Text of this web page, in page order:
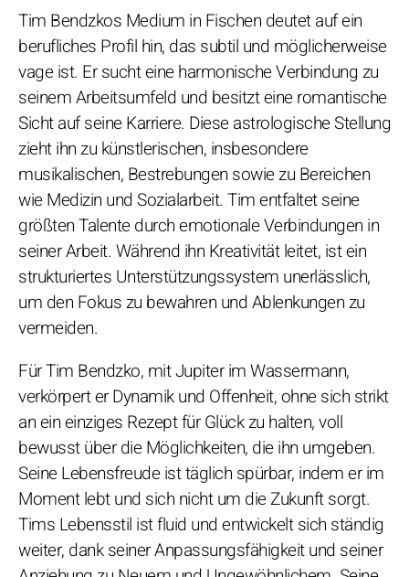
Tim Bendzkos Medium in Fischen deutet auf ein
berufliches Profil hin, das subtil und möglicherweise
vage ist. Er sucht eine harmonische Verbindung zu
seinem Arbeitsumfeld und besitzt eine romantische
Sicht auf seine Karriere. Diese astrologische Stellung
zieht ihn zu künstlerischen, insbesondere
musikalischen, Bestrebungen sowie zu Bereichen
wie Medizin und Sozialarbeit. Tim entfaltet seine
größten Talente durch emotionale Verbindungen in
seiner Arbeit. Während ihn Kreativität leitet, ist ein
strukturiertes Unterstützungssystem unerlässlich,
um den Fokus zu bewahren und Ablenkungen zu
vermeiden.
Für Tim Bendzko, mit Jupiter im Wassermann,
verkörpert er Dynamik und Offenheit, ohne sich strikt
an ein einziges Rezept für Glück zu halten, voll
bewusst über die Möglichkeiten, die ihn umgeben.
Seine Lebensfreude ist täglich spürbar, indem er im
Moment lebt und sich nicht um die Zukunft sorgt.
Tims Lebensstil ist fluid und entwickelt sich ständig
weiter, dank seiner Anpassungsfähigkeit und seiner